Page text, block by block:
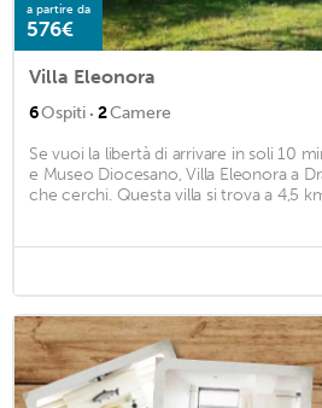
a partire da
576€
Villa Eleonora
6Ospiti · 2Camere
Se vuoi la libertà di arrivare in soli 10
e Museo Diocesano, Villa Eleonora a
che cerchi. Questa villa si trova a 4,5